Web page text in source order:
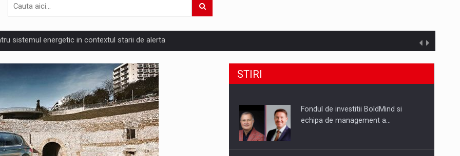
sistemul energetic in contextul starii de alerta
pedepseste granitele?
Reveals About Bakuchiol's Evolution
noilor reglementari UE privind ambalajele pot risca retragerea produselor din piata
STIRI
Fondul de investitii BoldMind si
echipa de management a…